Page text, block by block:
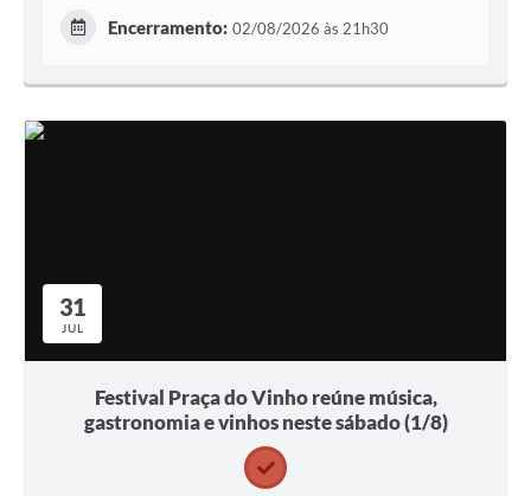
Encerramento: 02/08/2026 às 21h30
31
JUL
Festival Praça do Vinho reúne música,
gastronomia e vinhos neste sábado (1/8)